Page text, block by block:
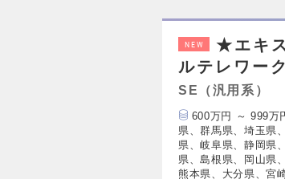
NEW
★エキ
ルテレワー
SE（汎用系）
600万円 ～ 999万
県、群馬県、埼玉県
県、岐阜県、静岡県
県、島根県、岡山県
熊本県、大分県、宮